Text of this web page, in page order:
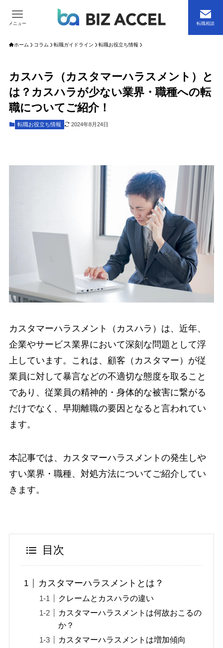
転職相談
メニュー
ホーム コラム 転職ガイドライン 転職お役立ち情報
カスハラ（カスタマーハラスメント）と
は？カスハラが少ない業界・職種への転
職についてご紹介！
転職お役立ち情報 2024年8月24日
カスタマーハラスメント（カスハラ）は、近年、
企業やサービス業界において深刻な問題として浮
上しています。これは、顧客（カスタマー）が従
業員に対して暴言などの不適切な態度を取ること
であり、従業員の精神的・身体的な被害に繋がる
だけでなく、早期離職の要因となると言われてい
ます。
本記事では、カスタマーハラスメントの発生しや
すい業界・職種、対処方法についてご紹介してい
きます。
目次
カスタマーハラスメントとは？
クレームとカスハラの違い
カスタマーハラスメントは何故おこるの
か？
カスタマーハラスメントは増加傾向